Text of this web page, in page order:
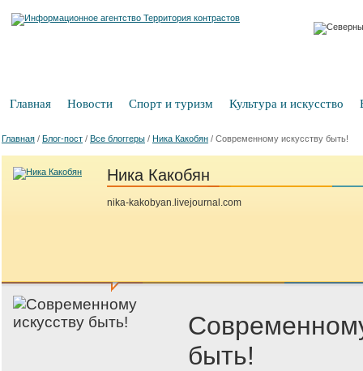
Главная Новости Спорт и туризм Культура и искусство
Главная / Блог-пост / Все блоггеры / Ника Какобян / Современному искусству быть!
Ника Какобян
nika-kakobyan.livejournal.com
быть!